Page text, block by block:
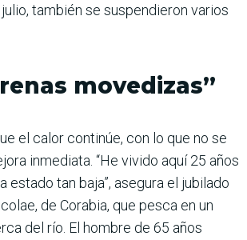
también se suspendieron varios
movedizas”
el calor continúe, con lo que no se
inmediata. “He vivido aquí 25 años
estado tan baja”, asegura el jubilado
de Corabia, que pesca en un
del río. El hombre de 65 años